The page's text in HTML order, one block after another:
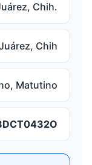
Chih.
Chih
Matutino